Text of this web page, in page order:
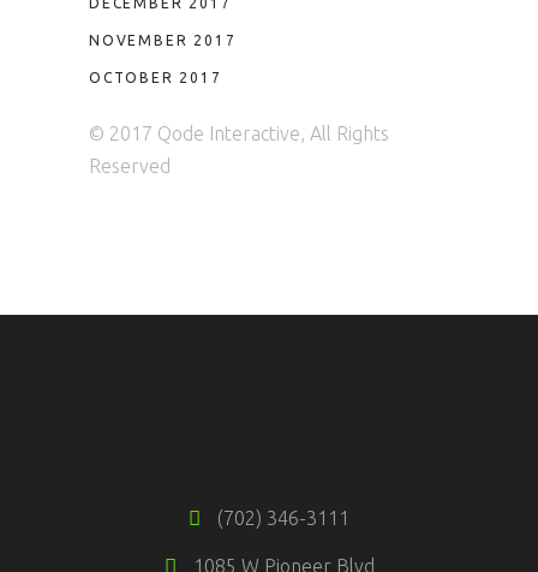
NOVEMBER 2017
OCTOBER 2017
© 2017 Qode Interactive, All Rights
Reserved
(702) 346-3111
1085 W Pioneer Blvd